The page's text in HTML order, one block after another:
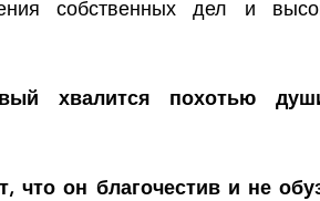
собственных дел и
хвалится похотью
что он благочестив и не